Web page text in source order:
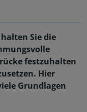
Sie die
festzuhalten
Hier
Grundlagen